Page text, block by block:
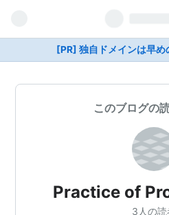
[PR] 独自ドメインは早め
このブログの
Practice of
3人の読